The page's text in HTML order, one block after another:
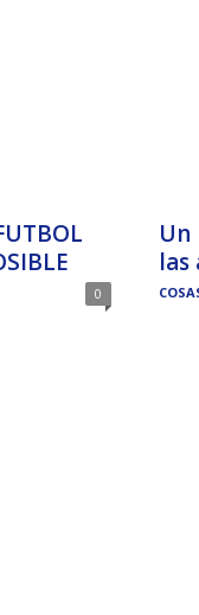
0
las